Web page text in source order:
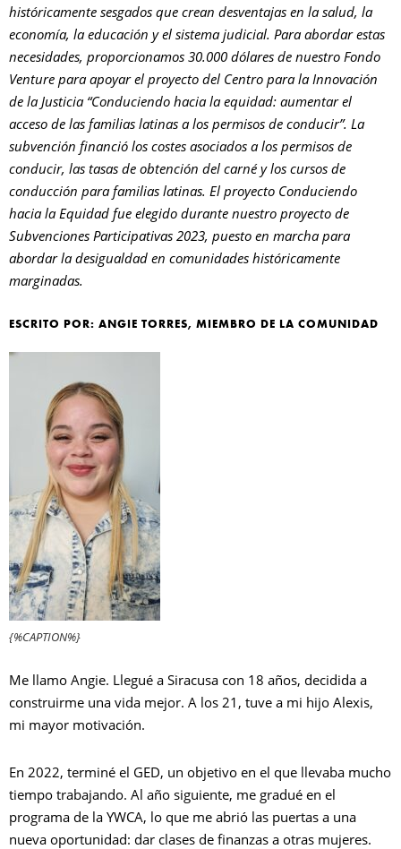
históricamente sesgados que crean desventajas en la salud, la
economía, la educación y el sistema judicial. Para abordar estas
necesidades, proporcionamos 30.000 dólares de nuestro Fondo
Venture para apoyar el proyecto del Centro para la Innovación
de la Justicia “Conduciendo hacia la equidad: aumentar el
acceso de las familias latinas a los permisos de conducir”. La
subvención financió los costes asociados a los permisos de
conducir, las tasas de obtención del carné y los cursos de
conducción para familias latinas. El proyecto Conduciendo
hacia la Equidad fue elegido durante nuestro proyecto de
Subvenciones Participativas 2023, puesto en marcha para
abordar la desigualdad en comunidades históricamente
marginadas.
ESCRITO POR: ANGIE TORRES, MIEMBRO DE LA COMUNIDAD
{%CAPTION%}
Me llamo Angie. Llegué a Siracusa con 18 años, decidida a
construirme una vida mejor. A los 21, tuve a mi hijo Alexis,
mi mayor motivación.
En 2022, terminé el GED, un objetivo en el que llevaba mucho
tiempo trabajando. Al año siguiente, me gradué en el
programa de la YWCA, lo que me abrió las puertas a una
nueva oportunidad: dar clases de finanzas a otras mujeres.